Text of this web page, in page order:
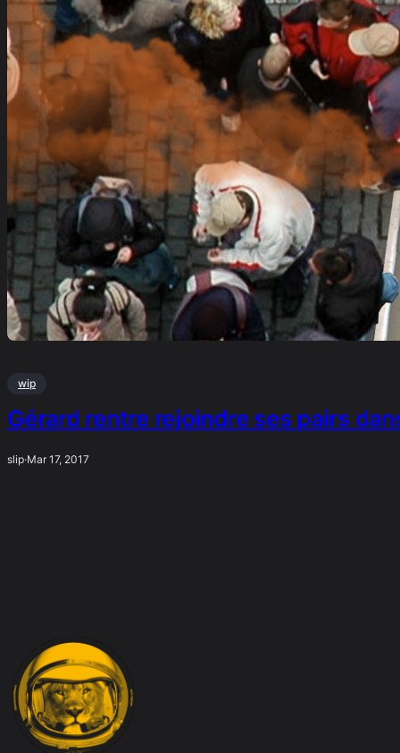
wip
Gérard rentre rejoindre ses pairs
slip·Mar 17, 2017